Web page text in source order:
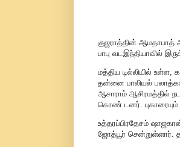
குஜராத்தின்
பாபு வடஇந்தியாவில்
மத்திய டில்லியில்
தன்னை பாலியல்
ஆசாராம் ஆசிரமத்தில்
கொண் டனர். புகாரையும்
உத்தரப்பிரதேசம்
ஜோத்பூர் சென்றுள்ளார்.